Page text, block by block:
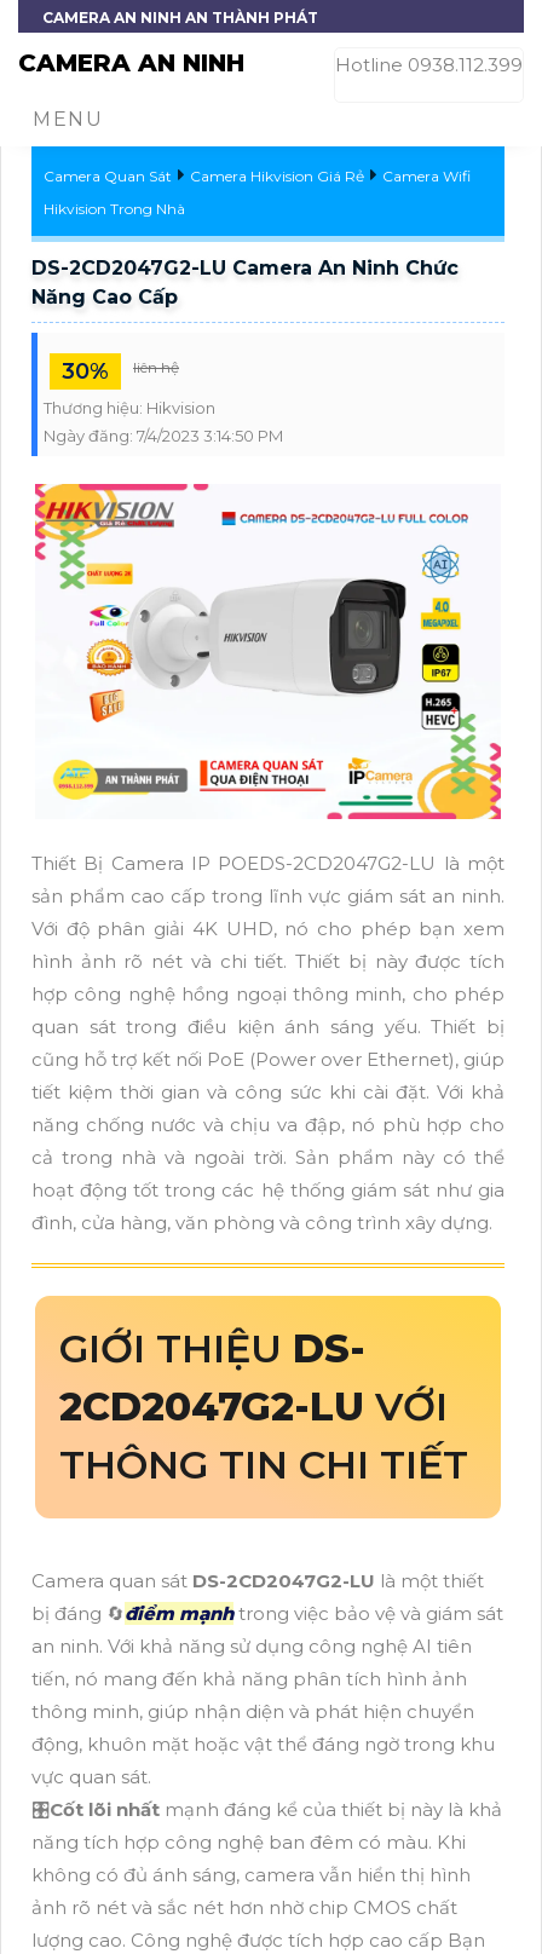
CAMERA AN NINH AN THÀNH PHÁT
CAMERA AN NINH Hotline 0938.112.399
MENU
Camera Quan Sát Camera Hikvision Giá Rẻ
Camera Wifi
Hikvision Trong Nhà
DS-2CD2047G2-LU Camera An Ninh Chức
Năng Cao Cấp
30% liên hệ
Thương hiệu: Hikvision
Ngày đăng: 7/4/2023 3:14:50 PM
Thiết Bị Camera IP POEDS-2CD2047G2-LU là một
sản phẩm cao cấp trong lĩnh vực giám sát an ninh.
Với độ phân giải 4K UHD, nó cho phép bạn xem
hình ảnh rõ nét và chi tiết. Thiết bị này được tích
hợp công nghệ hồng ngoại thông minh, cho phép
quan sát trong điều kiện ánh sáng yếu. Thiết bị
cũng hỗ trợ kết nối PoE (Power over Ethernet), giúp
tiết kiệm thời gian và công sức khi cài đặt. Với khả
năng chống nước và chịu va đập, nó phù hợp cho
cả trong nhà và ngoài trời. Sản phẩm này có thể
hoạt động tốt trong các hệ thống giám sát như gia
đình, cửa hàng, văn phòng và công trình xây dựng.
GIỚI THIỆU DS-
2CD2047G2-LU VỚI
THÔNG TIN CHI TIẾT
Camera quan sát DS-2CD2047G2-LU là một thiết
bị đáng 🔄điểm mạnhtrong việc bảo vệ và giám sát
an ninh. Với khả năng sử dụng công nghệ AI tiên
tiến, nó mang đến khả năng phân tích hình ảnh
thông minh, giúp nhận diện và phát hiện chuyển
động, khuôn mặt hoặc vật thể đáng ngờ trong khu
vực quan sát.
🎛Cốt lõi nhất mạnh đáng kể của thiết bị này là khả
năng tích hợp công nghệ ban đêm có màu. Khi
không có đủ ánh sáng, camera vẫn hiển thị hình
ảnh rõ nét và sắc nét hơn nhờ chip CMOS chất
lượng cao. Công nghệ được tích hợp cao cấp Bạn